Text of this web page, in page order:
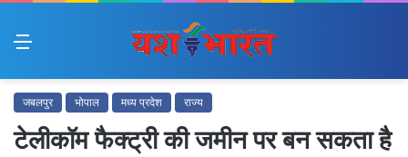
Menu
जबलपुर भोपाल मध्य प्रदेश राज्य
टेलीकॉम फैक्ट्री की जमीन पर बन सकता है